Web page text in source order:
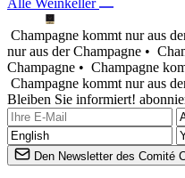
Champagne kommt nur aus
nur aus der Champagne •
Champagne • Champagne
Champagne kommt nur aus
Bleiben Sie informiert!
Den Newsletter des Comité